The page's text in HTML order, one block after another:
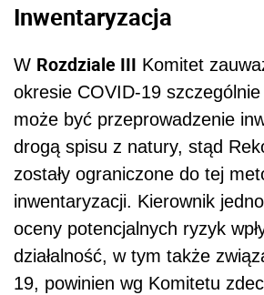
Inwentaryzacja
W Rozdziale III Komitet
okresie COVID-19
może być przeprowadzenie
drogą spisu z natury, stąd
zostały ograniczone do tej
inwentaryzacji. Kierownik
oceny potencjalnych ryzyk
działalność, w tym także
19, powinien wg Komitetu